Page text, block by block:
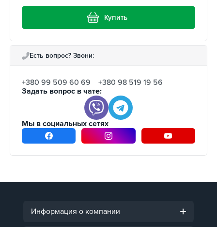
Купить
Есть вопрос? Звони:
+380 99 509 60 69
+380 98 519 19 56
Задать вопрос в чате:
Мы в социальных сетях
Информация о компании